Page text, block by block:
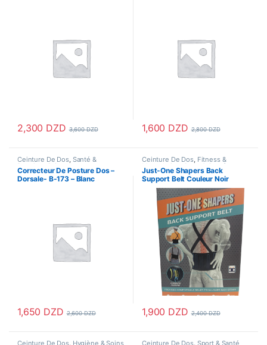
2,300 DZD 3,600DZD
Ce produit a plusieurs variations. Les options peuvent être
1,600 DZD 2,800DZD
Ceinture De Dos, Santé &
Premiers Soins
Correcteur De Posture Dos –
Dorsale- B-173 – Blanc
1,650 DZD 2,600DZD
Ceinture De Dos, Fitness &
Musculation, Sport & Santé
support articulation
Just-One Shapers Back
Support Belt Couleur Noir
1,900 DZD 2,400DZD
Ce produit a plusieurs
Ceinture De Dos, Hygiène & Soins Ceinture De Dos, Sport & Santé